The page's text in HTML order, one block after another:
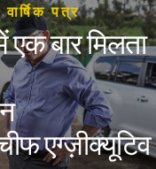
पत्र
​एक​ ​बार​ ​मिलता​
एग्ज़ीक्यूटिव